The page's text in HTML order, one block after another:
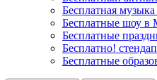
Бесплатная
Бесплатные шоу в
Бесплатные
Бесплатно!
Бесплатные